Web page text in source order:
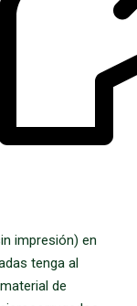
impresión) en
tenga al
de